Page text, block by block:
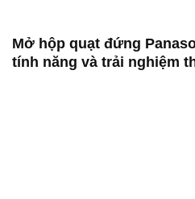
Mở hộp quạt đứng
tính năng và trải nghiệm